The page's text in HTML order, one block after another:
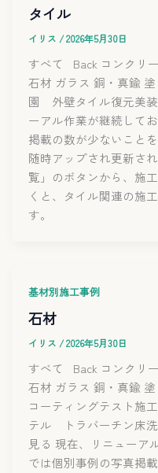
タイル
イリス /2026年5月30日
すべて Back コンクリ
石材 ガラス 銅・真鍮
園 外壁タイル復元美
ーアル作業が継続して
掲載の数が少ないこと
随時アップされ更新さ
覧」のボタンから、施
くと、タイル関連の施
す。
基材別施工事例
石材
イリス /2026年5月30日
すべて Back コンクリ
石材 ガラス 銅・真鍮
コーティングテスト施
テル トラバーチン床
見る 現在、リニューア
では個別事例の写真掲